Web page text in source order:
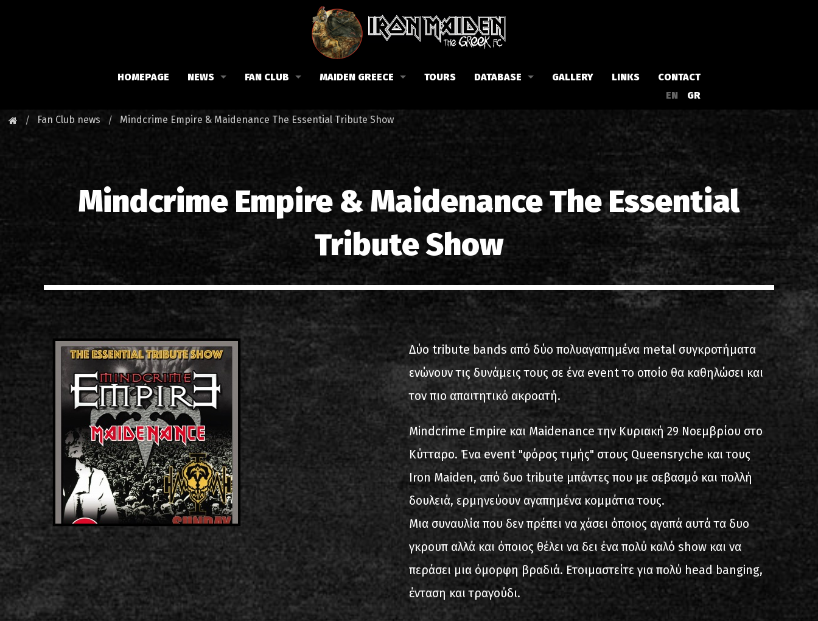
HOMEPAGE NEWS FAN CLUB MAIDEN GREECE
List of songs in Greece
Photos in Greece 1988-09-13 Nea Filadelfia
1998-09-04 Likavittos
1999-10-01 Peristeri
2000-11-10 Agios Kosmas
2005-06-21 Malakasa
2008-08-02 Malakasa
2011-06-17 Malakasa
2018-07-20 Malakasa
2022-07-16 Olympic Stadium
TOURS DATABASE
Singles
Compilations
Live
EPs
List of recordings
Reviews
Interviews
GALLERY LINKS
CONTACT
EN
GR
Fan Club news Mindcrime Empire & Maidenance The Essential Tribute Show
Mindcrime Empire & Maidenance The Essential
Tribute Show
Δύο tribute bands από δύο πολυαγαπημένα metal συγκροτήματα
ενώνουν τις δυνάμεις τους σε ένα event το οποίο θα καθηλώσει και
τον πιο απαιτητικό ακροατή.
Μindcrime Empire και Maidenance την Κυριακή 29 Νοεμβρίου στο
Κύτταρο. Ένα event "φόρος τιμής" στους Queensryche και τους
Iron Maiden, από δυο tribute μπάντες που με σεβασμό και πολλή
δουλειά, ερμηνεύουν αγαπημένα κομμάτια τους.
Μια συναυλία που δεν πρέπει να χάσει όποιος αγαπά αυτά τα δυο
γκρουπ αλλά και όποιος θέλει να δει ένα πολύ καλό show και να
περάσει μια όμορφη βραδιά. Ετοιμαστείτε για πολύ head banging,
ένταση και τραγούδι.